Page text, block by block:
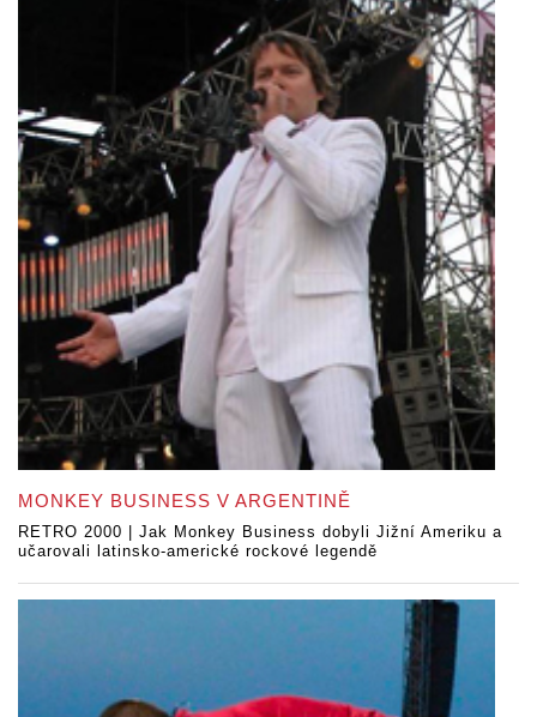
MONKEY BUSINESS V ARGENTINĚ
RETRO 2000 | Jak Monkey Business dobyli Jižní Ameriku a
učarovali latinsko-americké rockové legendě